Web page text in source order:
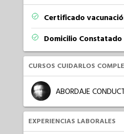
Certificado
Domicilio Constatado
CURSOS CUIDARLOS
ABORDAJE
EXPERIENCIAS LABORALES